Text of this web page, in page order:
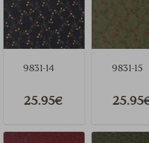
9831-14
25.95€
9831-15